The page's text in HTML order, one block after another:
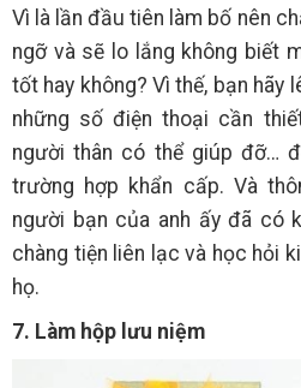
Vì là lần đầu tiên làm bố nên
ngỡ và sẽ lo lắng không biết
tốt hay không? Vì thế, bạn hãy
những số điện thoại cần
người thân có thể giúp đỡ…
trường hợp khẩn cấp. Và
người bạn của anh ấy đã có
chàng tiện liên lạc và học hỏi
họ.
7. Làm hộp lưu niệm